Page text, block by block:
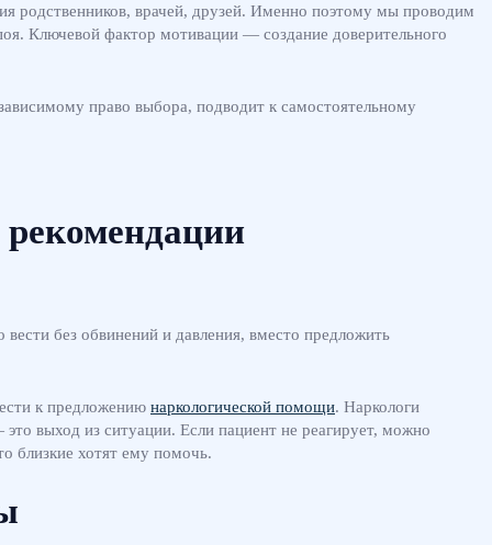
родственников, врачей, друзей. Именно поэтому мы проводим
Ключевой фактор мотивации — создание доверительного
право выбора, подводит к самостоятельному
рекомендации
без обвинений и давления, вместо предложить
к предложению наркологической помощи. Наркологи
выход из ситуации. Если пациент не реагирует, можно
близкие хотят ему помочь.